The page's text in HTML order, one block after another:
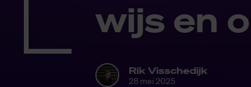
wijs en
Rik Visschedijk
28 mei 2025